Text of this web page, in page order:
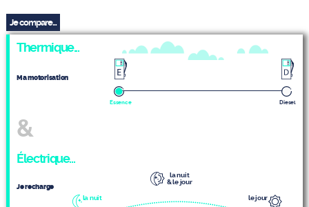
Je compare...
Thermique...
Ma motorisation
Essence Diesel
&
Électrique...
Je recharge
la nuit
la nuit
& le jour
le jour